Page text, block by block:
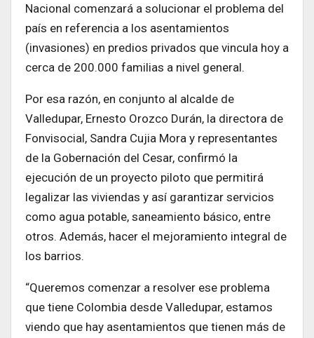
Nacional comenzará a solucionar el problema del
país en referencia a los asentamientos
(invasiones) en predios privados que vincula hoy a
cerca de 200.000 familias a nivel general.
Por esa razón, en conjunto al alcalde de
Valledupar, Ernesto Orozco Durán, la directora de
Fonvisocial, Sandra Cujia Mora y representantes
de la Gobernación del Cesar, confirmó la
ejecución de un proyecto piloto que permitirá
legalizar las viviendas y así garantizar servicios
como agua potable, saneamiento básico, entre
otros. Además, hacer el mejoramiento integral de
los barrios.
“Queremos comenzar a resolver ese problema
que tiene Colombia desde Valledupar, estamos
viendo que hay asentamientos que tienen más de